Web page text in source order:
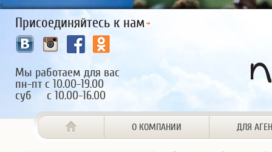
<
Присоединяйтесь к нам
Мы работаем для вас
пн-пт с 10.00-19.00
суб с 10.00-16.00
О КОМПАНИИ ДЛЯ